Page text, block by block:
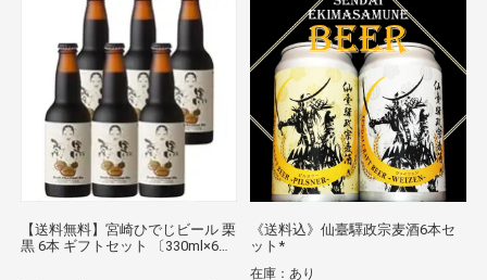
【送料無料】宮崎ひでじビール 栗
黒 6本 ギフトセット 〔330ml×6〕
《送料込》仙臺驛政宗麦酒6本セ
ット*
在庫：あり